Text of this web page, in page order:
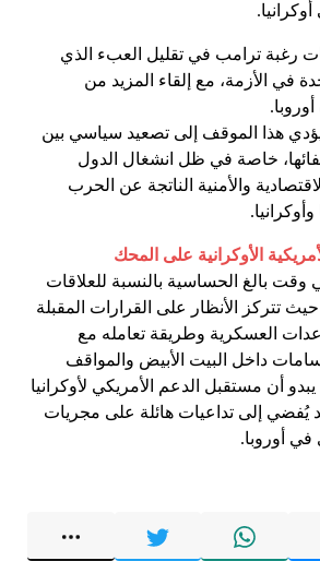
رغبة ترامب في تقليل العبء الذي
في الأزمة، مع إلقاء المزيد من
يؤدي هذا الموقف إلى تصعيد سياسي بين
خاصة في ظل انشغال الدول
والأمنية الناتجة عن الحرب
الأوكرانية على المحك
وقت بالغ الحساسية بالنسبة للعلاقات
حيث تتركز الأنظار على القرارات المقبلة
العسكرية وطريقة تعامله مع
داخل البيت الأبيض والمواقف
يبدو أن مستقبل الدعم الأمريكي لأوكرانيا
يُفضي إلى تداعيات هائلة على مجريات
في أوروبا.